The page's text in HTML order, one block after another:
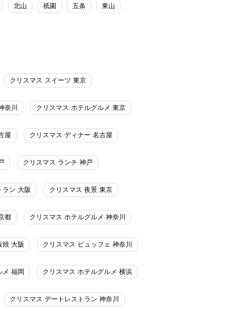
北山 祇園 五条 東山
クリスマス スイーツ 東京
奈川 クリスマス ホテルグルメ 東京
屋 クリスマス ディナー 名古屋
クリスマス ランチ 神戸
ラン 大阪 クリスマス 夜景 東京
都 クリスマス ホテルグルメ 神奈川
焼 大阪 クリスマス ビュッフェ 神奈川
メ 福岡 クリスマス ホテルグルメ 横浜
クリスマス デートレストラン 神奈川